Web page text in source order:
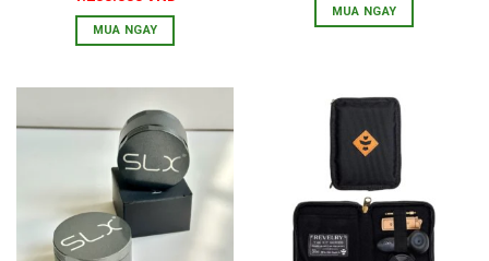
MUA NGAY
MUA NGAY
nhiều
biến
Các
tùy
chọn